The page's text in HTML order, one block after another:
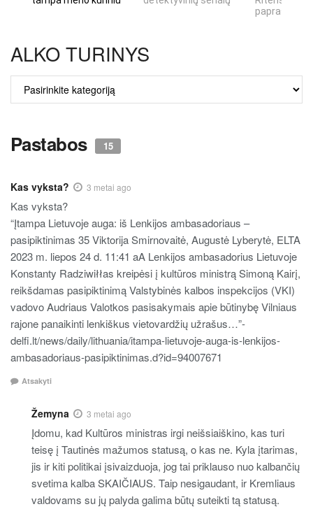
ALKO TURINYS
ALKO
TURINYS
Pastabos 15
Kas vyksta? 3 metai ago
Kas vyksta?
“Įtampa Lietuvoje auga: iš Lenkijos ambasadoriaus –
pasipiktinimas 35 Viktorija Smirnovaitė, Augustė Lyberytė, ELTA
2023 m. liepos 24 d. 11:41 aA Lenkijos ambasadorius Lietuvoje
Konstanty Radziwiłłas kreipėsi į kultūros ministrą Simoną Kairį,
reikšdamas pasipiktinimą Valstybinės kalbos inspekcijos (VKI)
vadovo Audriaus Valotkos pasisakymais apie būtinybę Vilniaus
rajone panaikinti lenkiškus vietovardžių užrašus…”-
delfi.lt/news/daily/lithuania/itampa-lietuvoje-auga-is-lenkijos-
ambasadoriaus-pasipiktinimas.d?id=94007671
Atsakyti
Žemyna 3 metai ago
Įdomu, kad Kultūros ministras irgi neišsiaiškino, kas turi
teisę į Tautinės mažumos statusą, o kas ne. Kyla įtarimas,
jis ir kiti politikai įsivaizduoja, jog tai priklauso nuo kalbančių
svetima kalba SKAIČIAUS. Taip nesigaudant, ir Kremliaus
valdovams su jų palyda galima būtų suteikti tą statusą.